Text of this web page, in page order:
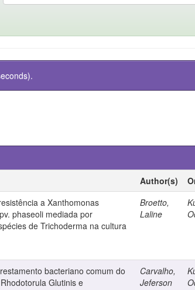
Author(s)
a Xanthomonas
phaseoli mediada por
de Trichoderma na cultura
Broetto,
Laline
bacteriano comum do
Glutinis e
Carvalho,
Jeferson